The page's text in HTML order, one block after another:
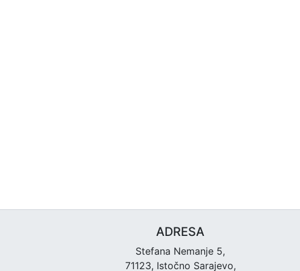
ADRESA
Stefana Nemanje 5,
71123, Istočno Sarajevo,